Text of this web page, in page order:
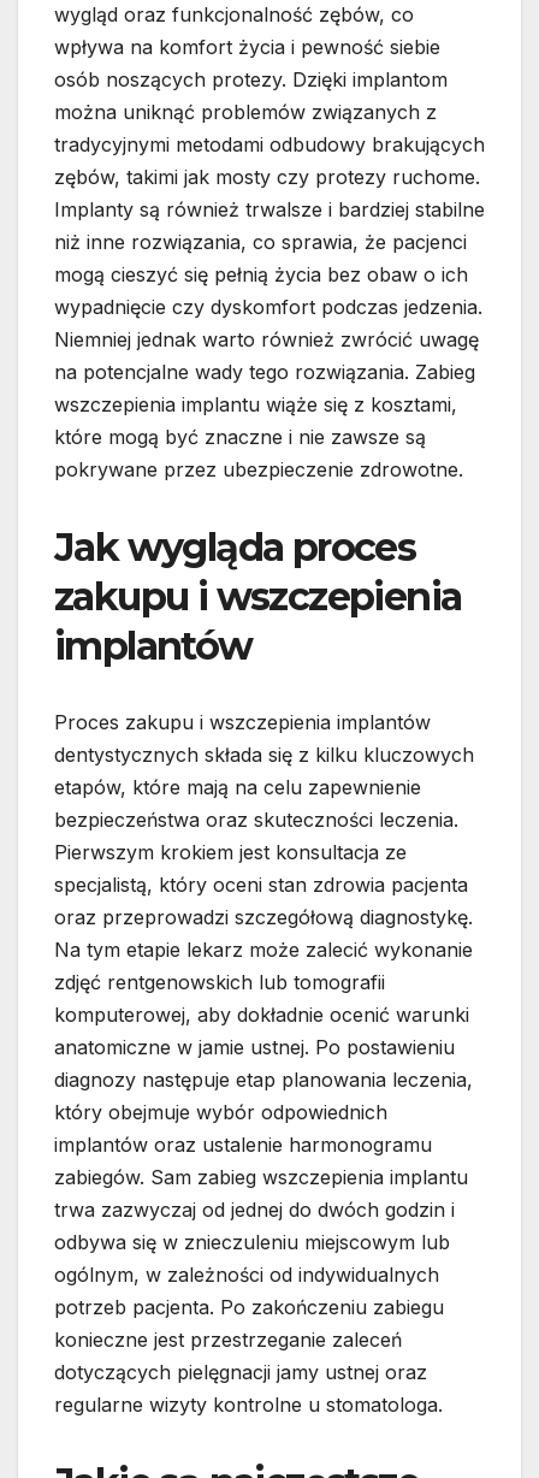
wygląd oraz funkcjonalność zębów, co
wpływa na komfort życia i pewność siebie
osób noszących protezy. Dzięki implantom
można uniknąć problemów związanych z
tradycyjnymi metodami odbudowy brakujących
zębów, takimi jak mosty czy protezy ruchome.
Implanty są również trwalsze i bardziej stabilne
niż inne rozwiązania, co sprawia, że pacjenci
mogą cieszyć się pełnią życia bez obaw o ich
wypadnięcie czy dyskomfort podczas jedzenia.
Niemniej jednak warto również zwrócić uwagę
na potencjalne wady tego rozwiązania. Zabieg
wszczepienia implantu wiąże się z kosztami,
które mogą być znaczne i nie zawsze są
pokrywane przez ubezpieczenie zdrowotne.
Jak wygląda proces
zakupu i wszczepienia
implantów
Proces zakupu i wszczepienia implantów
dentystycznych składa się z kilku kluczowych
etapów, które mają na celu zapewnienie
bezpieczeństwa oraz skuteczności leczenia.
Pierwszym krokiem jest konsultacja ze
specjalistą, który oceni stan zdrowia pacjenta
oraz przeprowadzi szczegółową diagnostykę.
Na tym etapie lekarz może zalecić wykonanie
zdjęć rentgenowskich lub tomografii
komputerowej, aby dokładnie ocenić warunki
anatomiczne w jamie ustnej. Po postawieniu
diagnozy następuje etap planowania leczenia,
który obejmuje wybór odpowiednich
implantów oraz ustalenie harmonogramu
zabiegów. Sam zabieg wszczepienia implantu
trwa zazwyczaj od jednej do dwóch godzin i
odbywa się w znieczuleniu miejscowym lub
ogólnym, w zależności od indywidualnych
potrzeb pacjenta. Po zakończeniu zabiegu
konieczne jest przestrzeganie zaleceń
dotyczących pielęgnacji jamy ustnej oraz
regularne wizyty kontrolne u stomatologa.